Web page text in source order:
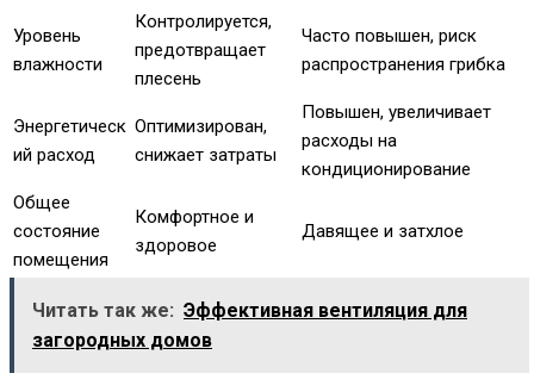
Уровень
влажности
Контролируется,
предотвращает
плесень
Часто повышен, риск
распространения грибка
Энергетическ
ий расход
Оптимизирован,
снижает затраты
Повышен, увеличивает
расходы на
кондиционирование
Общее
состояние
помещения
Комфортное и
здоровое
Давящее и затхлое
Читать так же: Эффективная вентиляция для
загородных домов